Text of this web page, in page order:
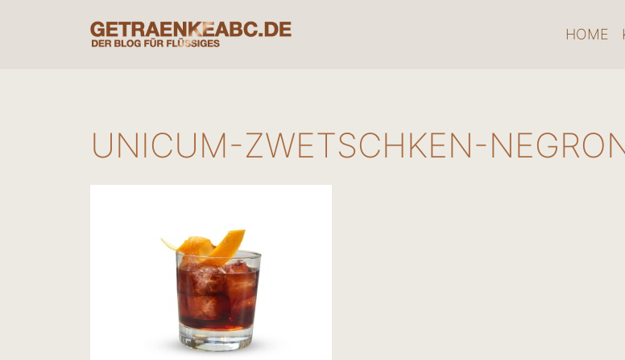
HOME
UNICUM-ZWETSCHKEN-